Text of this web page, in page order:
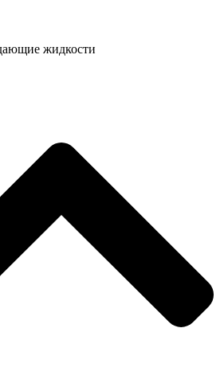
жидкости